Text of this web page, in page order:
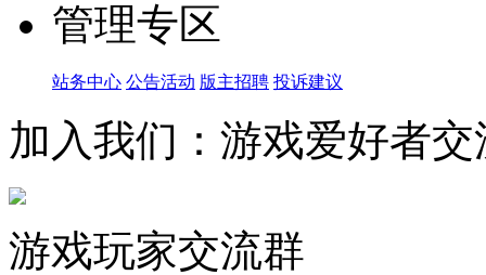
管理专区
站务中心 公告活动 版主招聘 投诉建议
加入我们：游戏爱好者交
游戏玩家交流群